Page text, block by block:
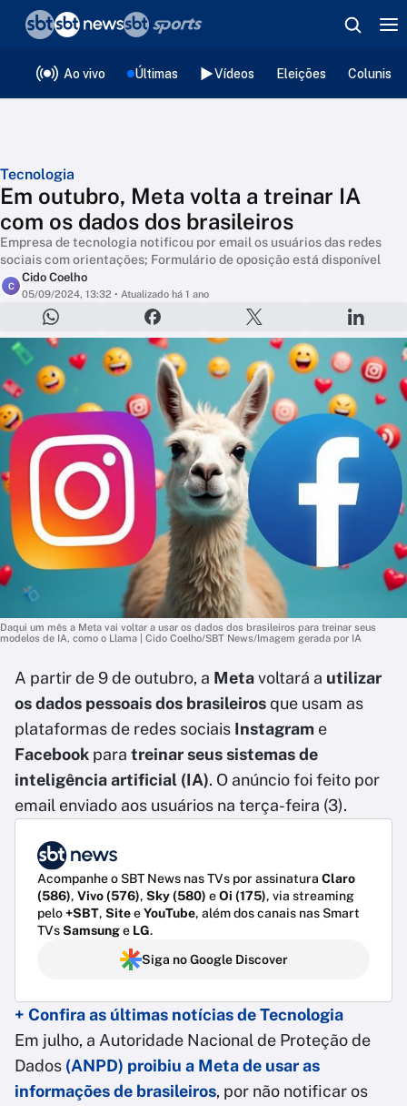
Ao vivo Últimas Vídeos Eleições
Tecnologia
Em outubro, Meta volta a treinar IA
com os dados dos brasileiros
Empresa de tecnologia notificou por email os usuários das redes
sociais com orientações; Formulário de oposição está disponível
C
Cido Coelho
05/09/2024, 13:32 • Atualizado há 1 ano
Daqui um mês a Meta vai voltar a usar os dados dos brasileiros para treinar seus
modelos de IA, como o Llama | Cido Coelho/SBT News/Imagem gerada por IA
A partir de 9 de outubro, a Metavoltará a utilizar
os dados pessoais dos brasileirosque usam as
plataformas de redes sociais Instagram e
Facebook para treinar seus sistemas de
inteligência artificial (IA). O anúncio foi feito por
email enviado aos usuários na terça-feira (3).
Acompanhe o SBT News nas TVs por assinatura Claro
(586), Vivo (576), Sky (580) eOi (175), via streaming
pelo+SBT, SiteeYouTube, além dos canais nas Smart
TVsSamsunge LG.
Siga no Google Discover
+ Confira as últimas notícias de Tecnologia
Em julho, a Autoridade Nacional de Proteção de
Dados (ANPD) proibiu a Meta de usar as
informações de brasileiros, por não notificar os
❮voltar
Editorias